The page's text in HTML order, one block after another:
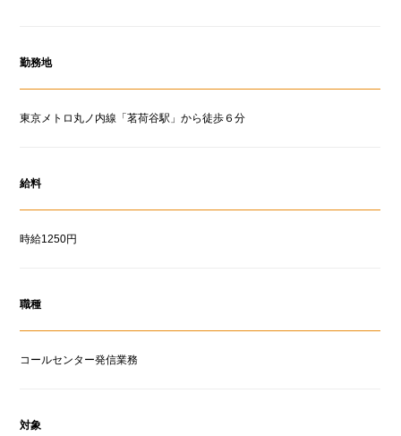
勤務地
東京メトロ丸ノ内線「茗荷谷駅」から徒歩６分
給料
時給1250円
職種
コールセンター発信業務
対象